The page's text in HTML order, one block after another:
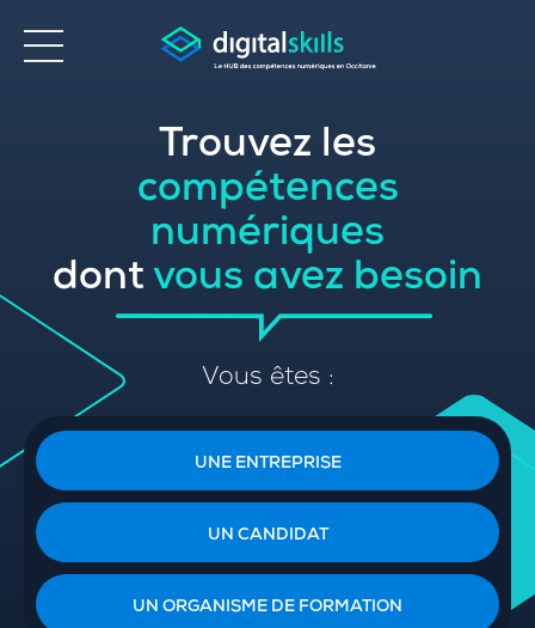
Trouvez les
compétences
numériques
dont vous avez besoin
Vous êtes :
UNE ENTREPRISE
UN CANDIDAT
UN ORGANISME DE FORMATION